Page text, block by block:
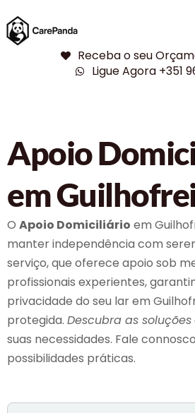
Receba o seu
Ligue Agora +351
Apoio
em
O Apoio Domiciliário em
manter independência com
serviço, que oferece apoio sob
profissionais experientes,
privacidade do seu lar em
protegida. Descubra as soluções
suas necessidades. Fale
possibilidades práticas.